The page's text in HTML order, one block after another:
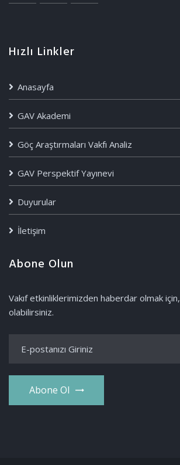
Hızlı Linkler
Anasayfa
GAV Akademi
Göç Araştırmaları Vakfı Analiz
GAV Perspektif Yayınevi
Duyurular
İletişim
Abone Olun
Vakıf etkinliklerimizden haberdar olmak
olabilirsiniz.
Abone Ol